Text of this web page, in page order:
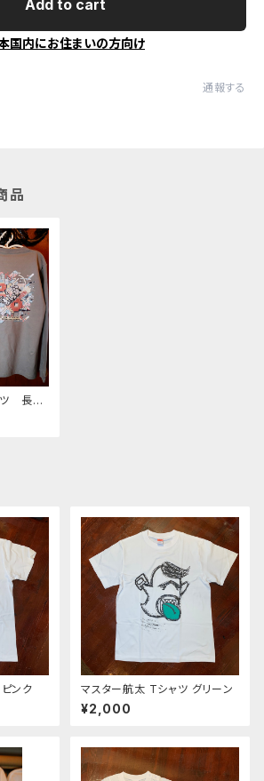
Add to cart
国内にお住まいの方向け
通報する
品
長袖
ンク マスター航太 Tシャツ グリーン
¥2,000